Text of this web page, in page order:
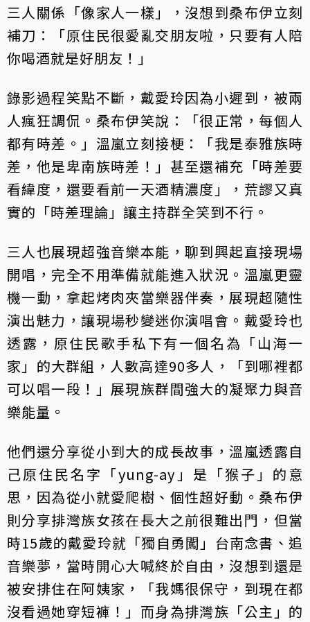
三人關係「像家人一樣」，沒想到桑布伊立刻
補刀：「原住民很愛亂交朋友啦，只要有人陪
你喝酒就是好朋友！」
錄影過程笑點不斷，戴愛玲因為小遲到，被兩
人瘋狂調侃。桑布伊笑說：「很正常，每個人
都有時差。」溫嵐立刻接梗：「我是泰雅族時
差，他是卑南族時差！」甚至還補充「時差要
看緯度，還要看前一天酒精濃度」，荒謬又真
實的「時差理論」讓主持群全笑到不行。
三人也展現超強音樂本能，聊到興起直接現場
開唱，完全不用準備就能進入狀況。溫嵐更靈
機一動，拿起烤肉夾當樂器伴奏，展現超隨性
演出魅力，讓現場秒變迷你演唱會。戴愛玲也
透露，原住民歌手私下有一個名為「山海一
家」的大群組，人數高達90多人，「到哪裡都
可以唱一段！」展現族群間強大的凝聚力與音
樂能量。
他們還分享從小到大的成長故事，溫嵐透露自
己原住民名字「yung-ay」是「猴子」的意
思，因為從小就愛爬樹、個性超好動。桑布伊
則分享排灣族女孩在長大之前很難出門，但當
時15歲的戴愛玲就「獨自勇闖」台南念書、追
音樂夢，當時開心大喊終於自由，沒想到還是
被安排住在阿姨家，「我媽很保守，到現在都
沒看過她穿短褲！」而身為排灣族「公主」的